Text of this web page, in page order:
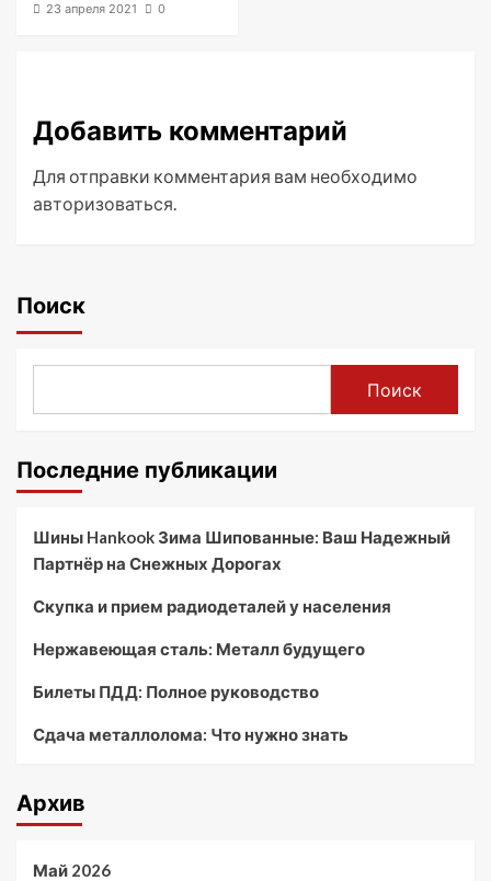
23 апреля 2021
0
Добавить комментарий
Для отправки комментария вам необходимо
авторизоваться.
Поиск
Поиск
Последние публикации
Шины Hankook Зима Шипованные: Ваш Надежный
Партнёр на Снежных Дорогах
Скупка и прием радиодеталей у населения
Нержавеющая сталь: Металл будущего
Билеты ПДД: Полное руководство
Сдача металлолома: Что нужно знать
Архив
Май 2026